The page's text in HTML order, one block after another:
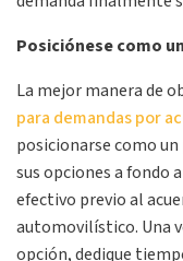
Posiciónese como
La mejor manera de
para demandas por
posicionarse como
sus opciones a fondo
efectivo previo al
automovilístico. Una
opción, dedique